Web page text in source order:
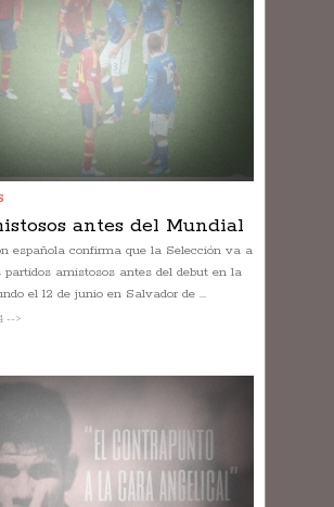
antes del Mundial
española confirma que la Selección va a
partidos amistosos antes del debut en la
el 12 de junio en Salvador de ...
-->